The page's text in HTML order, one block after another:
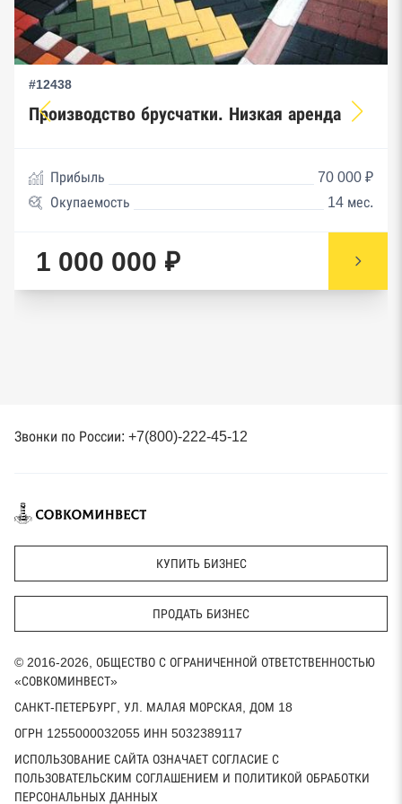
#12438
Производство брусчатки. Низкая аренда
Прибыль
70 000 ₽
Окупаемость
14 мес.
1 000 000 ₽
Звонки по России: +7(800)-222-45-12
КУПИТЬ БИЗНЕС
ПРОДАТЬ БИЗНЕС
© 2016-2026, ОБЩЕСТВО С ОГРАНИЧЕННОЙ ОТВЕТСТВЕННОСТЬЮ
«СОВКОМИНВЕСТ»
САНКТ-ПЕТЕРБУРГ, УЛ. МАЛАЯ МОРСКАЯ, ДОМ 18
ОГРН 1255000032055 ИНН 5032389117
ИСПОЛЬЗОВАНИЕ САЙТА ОЗНАЧАЕТ СОГЛАСИЕ С
ПОЛЬЗОВАТЕЛЬСКИМ СОГЛАШЕНИЕМ И ПОЛИТИКОЙ ОБРАБОТКИ
ПЕРСОНАЛЬНЫХ ДАННЫХ